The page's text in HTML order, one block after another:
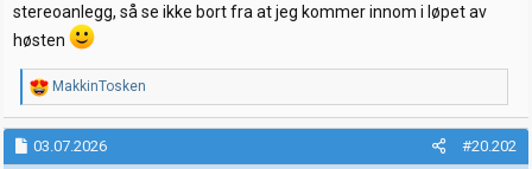
stereoanlegg, så se ikke bort fra at jeg kommer innom i løpet av
høsten
R
e
a
k
MakkinTosken
03.07.2026 #20.202